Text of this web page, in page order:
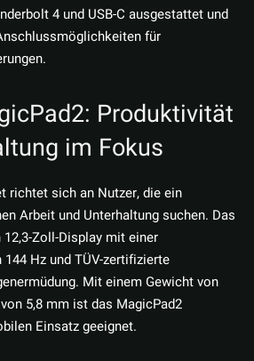
4 und USB-C ausgestattet und
für
Produktivität
im Fokus
richtet sich an Nutzer, die ein
Arbeit und Unterhaltung suchen. Das
Zoll-Display mit einer
Hz und TÜV-zertifizierte
Mit einem Gewicht von
5,8 mm ist das MagicPad2
Einsatz geeignet.